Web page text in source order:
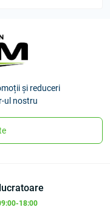
și reduceri
ul nostru
18:00